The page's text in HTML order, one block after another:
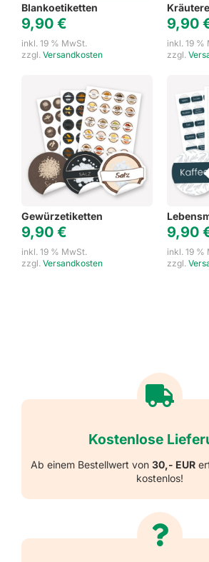
Blankoetiketten
9,90 €
inkl. 19 % MwSt.
zzgl. Versandkosten
9,90
inkl. 19 %
zzgl.
Gewürzetiketten
9,90 €
inkl. 19 % MwSt.
zzgl. Versandkosten
9,90
inkl. 19 %
zzgl.
Kostenlose
Ab einem Bestellwert von 30,- EUR
kostenlos!